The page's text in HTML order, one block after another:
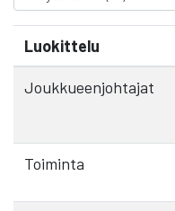
Luokittelu
Joukkueenjohtajat
Toiminta